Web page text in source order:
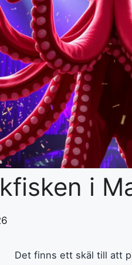
i
Det finns ett skäl till att